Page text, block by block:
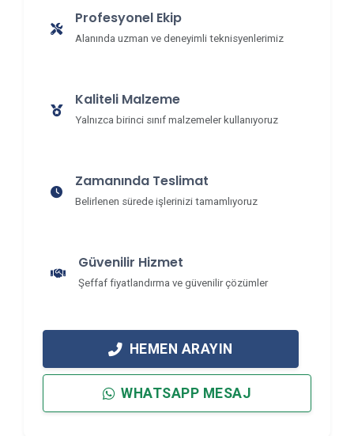
Profesyonel Ekip
Alanında uzman ve deneyimli teknisyenlerimiz
Kaliteli Malzeme
Yalnızca birinci sınıf malzemeler kullanıyoruz
Zamanında Teslimat
Belirlenen sürede işlerinizi tamamlıyoruz
Güvenilir Hizmet
Şeffaf fiyatlandırma ve güvenilir çözümler
HEMEN ARAYIN
WHATSAPP MESAJ